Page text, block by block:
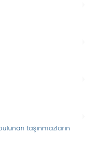
taşınmazların